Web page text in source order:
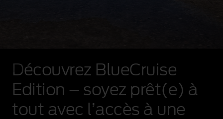
Découvrez BlueCruise
Edition – soyez prêt(e) à
tout avec l’accès à une